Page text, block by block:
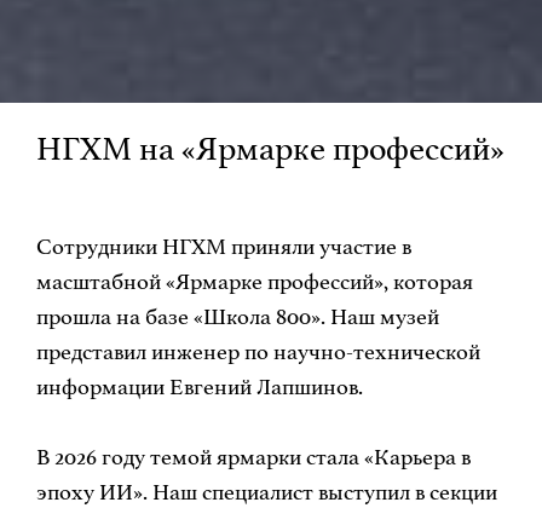
НГХМ на «Ярмарке профессий»
Сотрудники НГХМ приняли участие в
масштабной «Ярмарке профессий», которая
прошла на базе «Школа 800». Наш музей
представил инженер по научно-технической
информации Евгений Лапшинов.
В 2026 году темой ярмарки стала «Карьера в
эпоху ИИ». Наш специалист выступил в секции